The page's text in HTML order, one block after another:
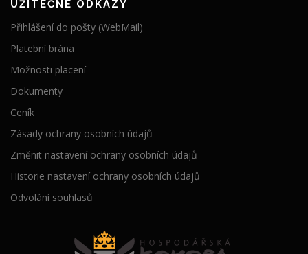
UŽITEČNÉ ODKAZY
Přihlášení do pošty (WebMail)
Platební brána
Možnosti placení
Dokumenty
Ceník
Zásady ochrany osobních údajů
Změnit nastavení ochrany osobních údajů
Historie nastavení ochrany osobních údajů
Odvolání souhlasů